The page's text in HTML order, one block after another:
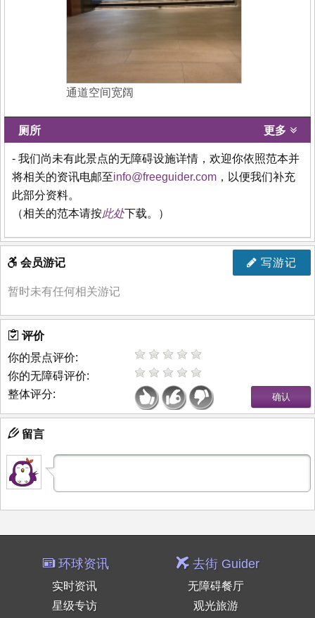
通道空间宽阔
厕所 更多
- 我们尚未有此景点的无障碍设施详情，欢迎你依照范本并
将相关的资讯电邮至info@freeguider.com ，以便我们补充
此部分资料。
（相关的范本请按此处下载。）
写游记
会员游记
暂时未有任何相关游记
评价
你的景点评价:
你的无障碍评价:
整体评分:
留言
环球资讯
实时资讯
星级专访
去街 Guider
无障碍餐厅
观光旅游